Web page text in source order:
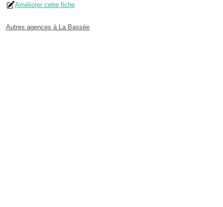
Améliorer cette fiche
Autres agences à La Bassée